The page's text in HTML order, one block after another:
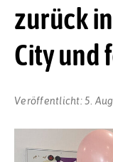
zurück
City und
Veröffentlicht:5.